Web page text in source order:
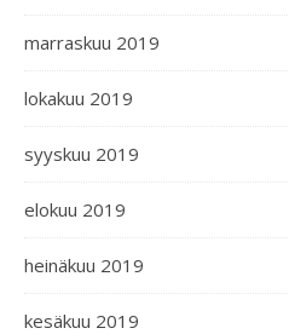
marraskuu 2019
lokakuu 2019
syyskuu 2019
elokuu 2019
heinäkuu 2019
kesäkuu 2019